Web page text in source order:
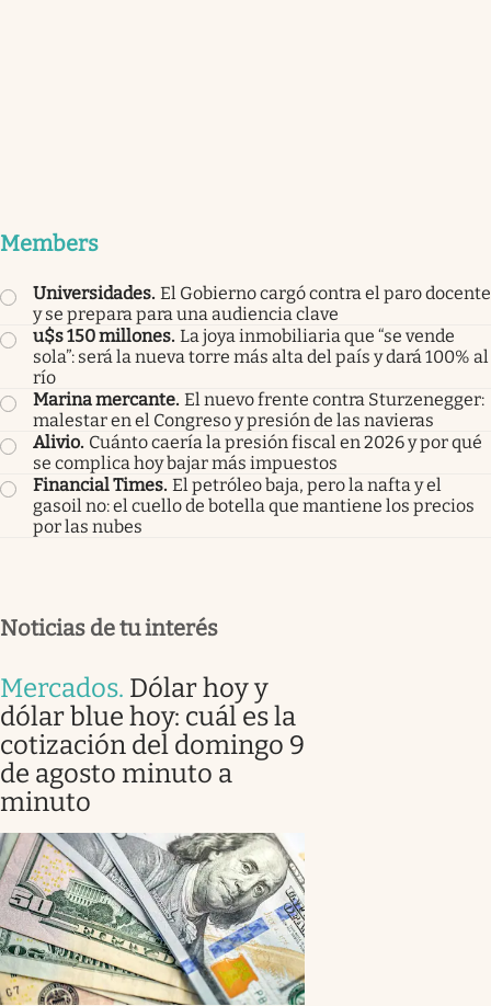
Members
Universidades. El Gobierno cargó contra el paro docente
y se prepara para una audiencia clave
u$s 150 millones. La joya inmobiliaria que “se vende
sola”: será la nueva torre más alta del país y dará 100% al
río
Marina mercante. El nuevo frente contra Sturzenegger:
malestar en el Congreso y presión de las navieras
Alivio. Cuánto caería la presión fiscal en 2026 y por qué
se complica hoy bajar más impuestos
Financial Times. El petróleo baja, pero la nafta y el
gasoil no: el cuello de botella que mantiene los precios
por las nubes
Noticias de tu interés
Mercados. Dólar hoy y
dólar blue hoy: cuál es la
cotización del domingo 9
de agosto minuto a
minuto